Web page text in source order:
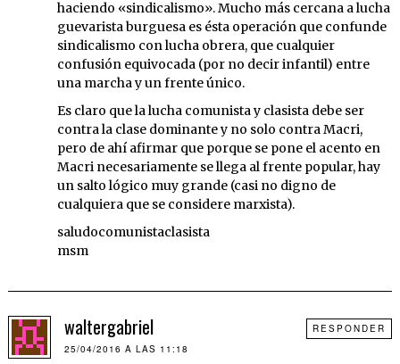
haciendo «sindicalismo». Mucho más cercana a lucha
guevarista burguesa es ésta operación que confunde
sindicalismo con lucha obrera, que cualquier
confusión equivocada (por no decir infantil) entre
una marcha y un frente único.
Es claro que la lucha comunista y clasista debe ser
contra la clase dominante y no solo contra Macri,
pero de ahí afirmar que porque se pone el acento en
Macri necesariamente se llega al frente popular, hay
un salto lógico muy grande (casi no digno de
cualquiera que se considere marxista).
saludocomunistaclasista
msm
waltergabriel
25/04/2016 A LAS 11:18
RESPONDER